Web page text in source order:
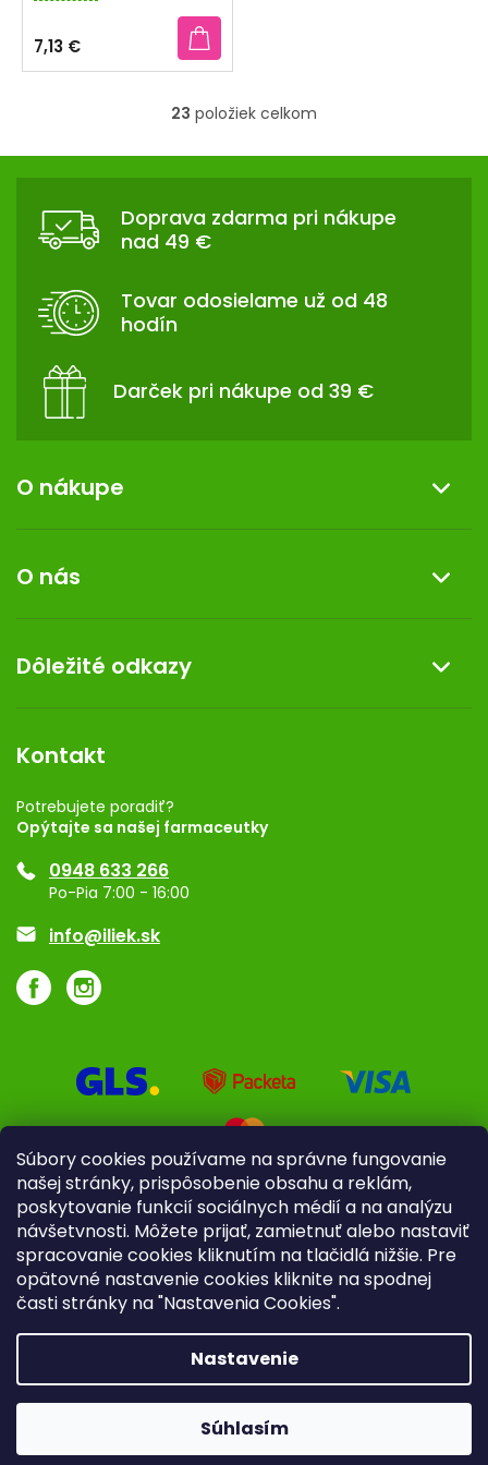
Súbory cookies používame na správne fungovanie
našej stránky, prispôsobenie obsahu a reklám,
poskytovanie funkcií sociálnych médií a na analýzu
návšetvnosti. Môžete prijať, zamietnuť alebo nastaviť
spracovanie cookies kliknutím na tlačidlá nižšie. Pre
opätovné nastavenie cookies kliknite na spodnej
časti stránky na "Nastavenia Cookies".
Nastavenie
Súhlasím
produktu
je
4,3
7,13 €
O
l
d
i
e
v
y
i
23 položiek celkom
Z
Doprava zdarma pri nákupe
nad 49 €
Tovar odosielame už od 48
hodín
Darček pri nákupe od 39 €
O nákupe
Reklamácia a vrátenie tovaru
Doprava a platba
Darček k nákupu
O nás
Kontakt
Dermocentrum
Dôležité odkazy
Rozhodnutie na prevádzku
Registrácia
Ponuka pre firmy
Značky
Kontakt
Potrebujete poradiť?
Opýtajte sa našej farmaceutky
0948 633 266
Po-Pia 7:00 - 16:00
info@iliek.sk
Pre firmy Poradenstvo
iliek.sk. Všetky práva vyhradené.
nastavenie cookies